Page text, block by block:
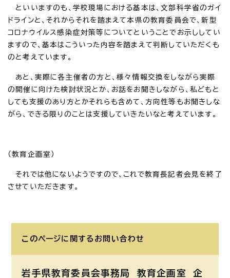
といいますのも、学校現場における基本は、文部科学省のガイ
ドラインと、それからそれを踏まえて本県の教育委員会で、新型
コロナウイルス感染症対策等についてということでお示ししてい
ますので、基本はこういった内容を踏まえて判断していただくも
のと考えています。
あと、実際に各主催者の方と、様々情報交換をしながら実際
の開催に向けた検討状況とか、お話をお聞きしながら、私どもと
しても支援のあり方とかそれらも含めて、方向性等もお聞きしな
がら、できる限りのことは支援していきたいなと考えています。
（教育企画室）
それでは他にないようですので、これで教育長記者会見を終了
させていただきます。
このページに関する お問い合わせ
岩手県教育委員会事務局 教育企画室
企